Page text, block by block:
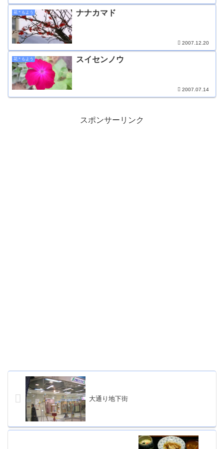
花＊もよう ナナカマド
2007.12.20
花＊もよう スイセンノウ
2007.07.14
スポンサーリンク
大通り地下街